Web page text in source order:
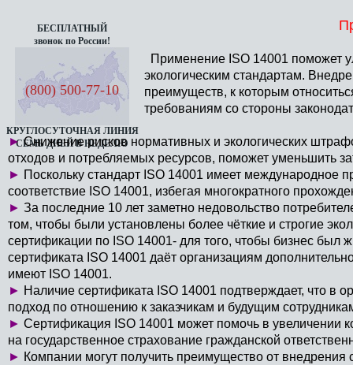
БЕСПЛАТНЫЙ
звонок по России!
(800) 500-77-10
КРУГЛОСУТОЧНАЯ ЛИНИЯ
СЕМЬ ДНЕЙ В НЕДЕЛЮ
Применение ISO 14001 поможет
экологическим стандартам.
преимуществ, к которым
требованиям со стороны
►Снижение рисков нормативных и экологических
отходов и потребляемых ресурсов, поможет уменьшить
► Поскольку стандарт ISO 14001 имеет международное
соответствие ISO 14001, избегая многократного
► За последние 10 лет заметно недовольство
том, чтобы были установлены более чёткие и строгие
сертификации по ISO 14001- для того, чтобы бизнес был
сертификата ISO 14001 даёт организациям
имеют ISO 14001.
► Наличие сертификата ISO 14001 подтверждает, что в
подход по отношению к заказчикам и будущим
► Сертификация ISO 14001 может помочь в увеличении
на государственное страхование гражданской
► Компании могут получить преимущество от внедрения